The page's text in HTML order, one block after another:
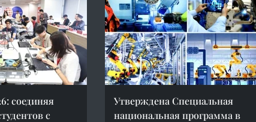
соединяя
с
Утверждена Специальная
национальная программа в